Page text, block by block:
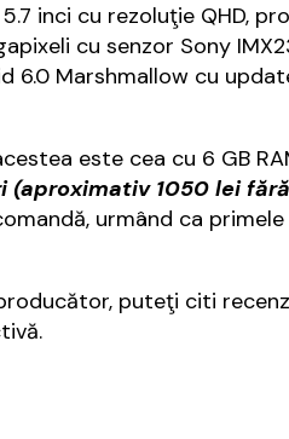
inci cu rezoluţie QHD,
cu senzor Sony
6.0 Marshmallow cu
este cea cu 6 GB
(aproximativ 1050 lei
urmând ca
puteţi citi